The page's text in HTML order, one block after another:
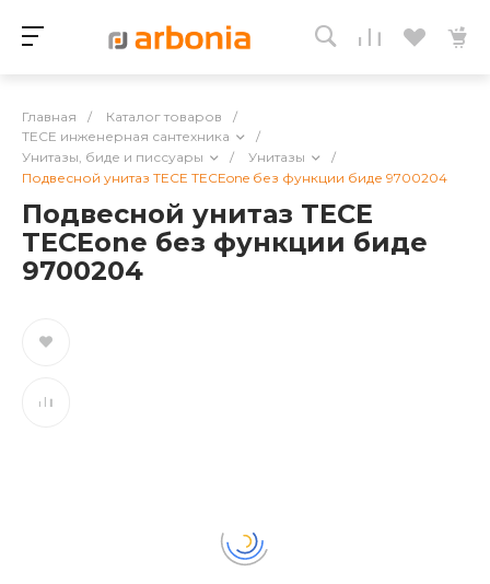
Главная / Каталог товаров
/
TECE инженерная сантехника
/
Унитазы, биде и писсуары
/ Унитазы
/
Подвесной унитаз TECE TECEone без функции биде 9700204
Подвесной унитаз TECE
TECEone без функции биде
9700204